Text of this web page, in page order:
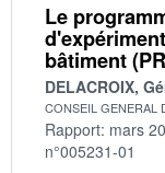
Le
bâtiment
DELACROIX,
CONSEIL GENERAL
Rapport: mars
n°005231-01